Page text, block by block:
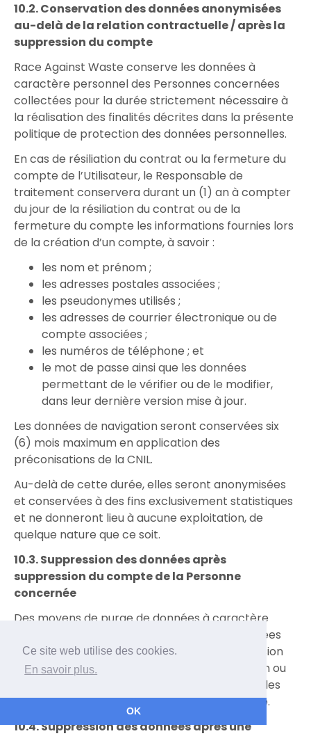
Ce site web utilise des cookies.
En savoir plus.
OK
10.2. Conservation des données anonymisées
au-delà de la relation contractuelle / après la
suppression du compte
Race Against Waste conserve les données à
caractère personnel des Personnes concernées
collectées pour la durée strictement nécessaire à
la réalisation des finalités décrites dans la présente
politique de protection des données personnelles.
En cas de résiliation du contrat ou la fermeture du
compte de l’Utilisateur, le Responsable de
traitement conservera durant un (1) an à compter
du jour de la résiliation du contrat ou de la
fermeture du compte les informations fournies lors
de la création d’un compte, à savoir :
les nom et prénom ;
les adresses postales associées ;
les pseudonymes utilisés ;
les adresses de courrier électronique ou de
compte associées ;
les numéros de téléphone ; et
le mot de passe ainsi que les données
permettant de le vérifier ou de le modifier,
dans leur dernière version mise à jour.
Les données de navigation seront conservées six
(6) mois maximum en application des
préconisations de la CNIL.
Au-delà de cette durée, elles seront anonymisées
et conservées à des fins exclusivement statistiques
et ne donneront lieu à aucune exploitation, de
quelque nature que ce soit.
10.3. Suppression des données après
suppression du compte de la Personne
concernée
Des moyens de purge de données à caractère
personnel des Personnes concernées collectées
sont mis en place afin d’en prévoir la suppression
effective dès lors que la durée de conservation ou
d’archivage nécessaire à l’accomplissement des
finalités déterminées ou imposées est atteinte.
10.4. Suppression des données après une